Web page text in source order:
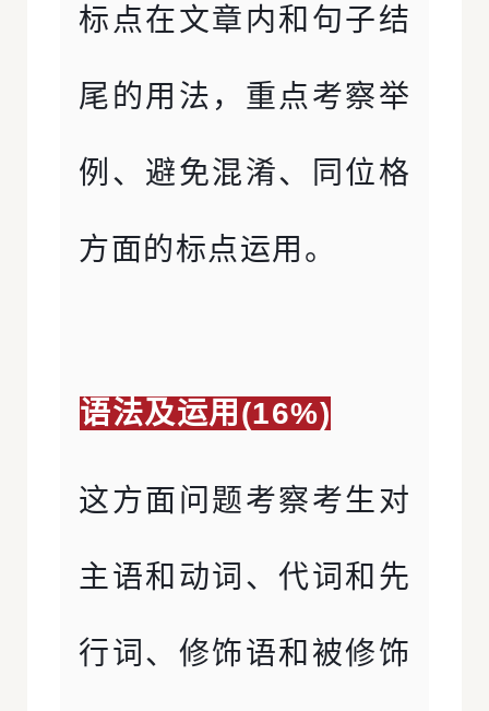
标点在文章内和句子结
尾的用法，重点考察举
例、避免混淆、同位格
方面的标点运用。
语法及运用(16%)
这方面问题考察考生对
主语和动词、代词和先
行词、修饰语和被修饰